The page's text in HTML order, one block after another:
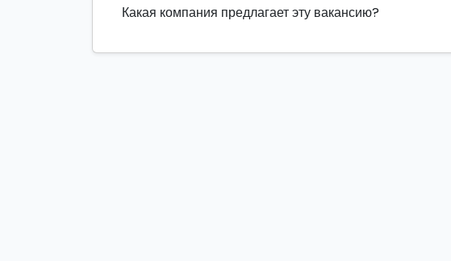
Какая компания предлагает эту вакансию?